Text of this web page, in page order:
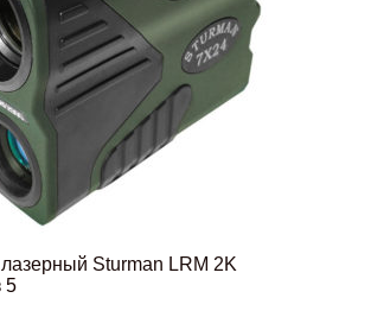
Sturman LRM 2K
5